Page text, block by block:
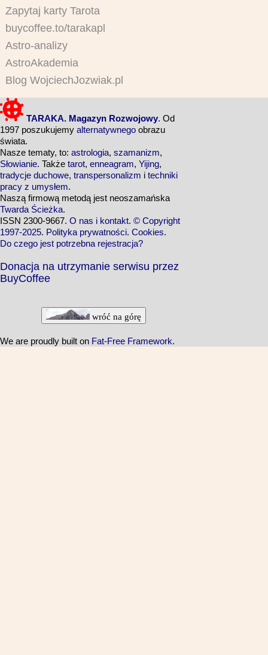
Zapytaj karty Tarota
buycoffee.to/tarakapl
Astro-analizy
AstroAkademia
Blog WojciechJozwiak.pl
TARAKA. Magazyn Rozwojowy. Od
1997 poszukujemy alternatywnego obrazu
świata.
Nasze tematy, to: astrologia, szamanizm,
Słowianie. Także tarot, enneagram, Yijing,
tradycje duchowe, transpersonalizm i techniki
pracy z umysłem.
Naszą firmową metodą jest neoszamańska
Twarda Ścieżka.
ISSN 2300-9667. O nas i kontakt. © Copyright
1997-2025. Polityka prywatności. Cookies.
Do czego jest potrzebna rejestracja?
Donacja na utrzymanie serwisu przez
BuyCoffee
wróć na górę
We are proudly built on Fat-Free Framework.